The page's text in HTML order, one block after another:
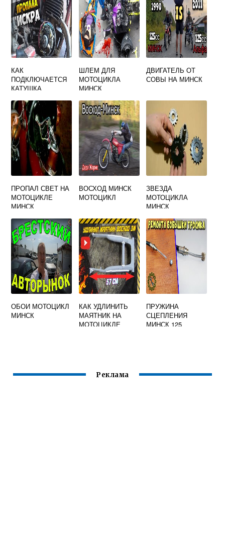
КАК
ПОДКЛЮЧАЕТСЯ
КАТУШКА
МОТОЦИКЛЕ
МИНСК
ШЛЕМ ДЛЯ
МОТОЦИКЛА
МИНСК
ДВИГАТЕЛЬ ОТ
СОВЫ НА МИНСК
ПРОПАЛ СВЕТ НА
МОТОЦИКЛЕ
МИНСК
ВОСХОД МИНСК
МОТОЦИКЛ
ЗВЕЗДА
МОТОЦИКЛА
МИНСК
ОБОИ МОТОЦИКЛ
МИНСК
КАК УДЛИНИТЬ
МАЯТНИК НА
МОТОЦИКЛЕ
ПРУЖИНА
СЦЕПЛЕНИЯ
МИНСК 125
Реклама